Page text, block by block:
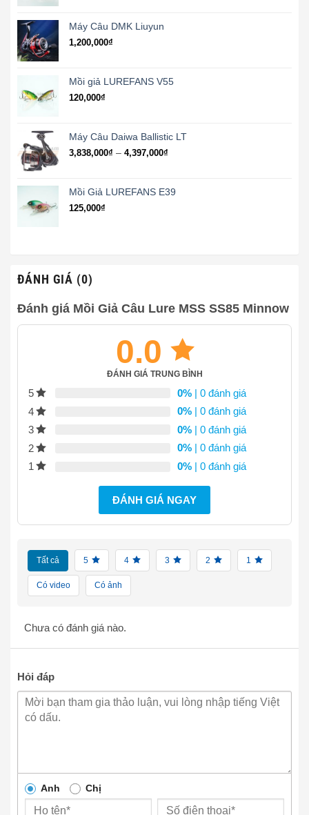
Máy Câu DMK Liuyun
1,200,000₫
Mồi giả LUREFANS V55
120,000₫
Máy Câu Daiwa Ballistic LT
3,838,000₫ – 4,397,000₫
3,838,000₫
Mồi Giả LUREFANS E39
125,000₫
ĐÁNH GIÁ (0)
Đánh giá Mồi Giả Câu Lure MSS SS85 Minnow
0.0
ĐÁNH GIÁ TRUNG BÌNH
5 0% | 0 đánh giá
4
0% | 0 đánh giá
3
0% | 0 đánh giá
2
0% | 0 đánh giá
1
0% | 0 đánh giá
ĐÁNH GIÁ NGAY
Tất cả 5 4 3 2 1
Có video Có ảnh
Chưa có đánh giá nào.
Hỏi đáp
Anh Chị